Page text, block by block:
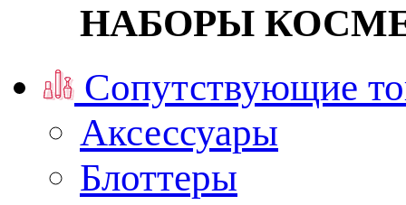
НАБОРЫ
Сопутствующие
Аксессуары
Блоттеры